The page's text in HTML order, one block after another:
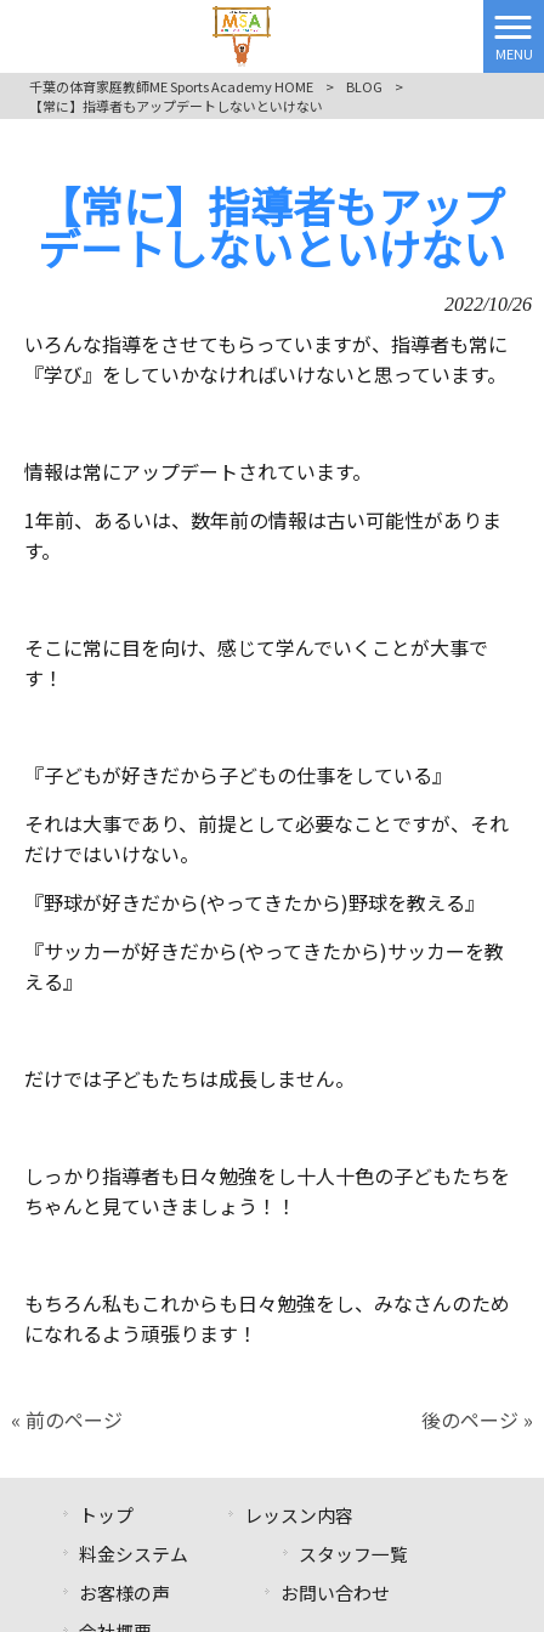
MENU
千葉の体育家庭教師ME Sports Academy HOME
> BLOG
>
【常に】指導者もアップデートしないといけない
【常に】指導者もアップ
デートしないといけない
2022/10/26
いろんな指導をさせてもらっていますが、指導者も常に
『学び』をしていかなければいけないと思っています。
情報は常にアップデートされています。
1年前、あるいは、数年前の情報は古い可能性がありま
す。
そこに常に目を向け、感じて学んでいくことが大事で
す！
『子どもが好きだから子どもの仕事をしている』
それは大事であり、前提として必要なことですが、それ
だけではいけない。
『野球が好きだから(やってきたから)野球を教える』
『サッカーが好きだから(やってきたから)サッカーを教
える』
だけでは子どもたちは成長しません。
しっかり指導者も日々勉強をし十人十色の子どもたちを
ちゃんと見ていきましょう！！
もちろん私もこれからも日々勉強をし、みなさんのため
になれるよう頑張ります！
« 前のページ 後のページ »
トップ
レッスン内容
料金システム
スタッフ一覧
お客様の声
お問い合わせ